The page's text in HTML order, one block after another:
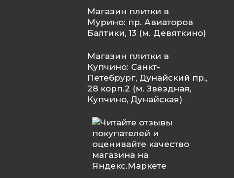
Магазин плитки в
Мурино: пр. Авиаторов
Балтики, 13 (м. Девяткино)
Магазин плитки в
Купчино: Санкт-
Петебрург, Дунайский пр.,
28 корп.2 (м. Звёздная,
Купчино, Дунайская)